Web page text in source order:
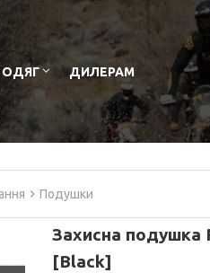
ОДЯГ ДИЛЕРАМ
Подушки
Захисна подушка
[Black]